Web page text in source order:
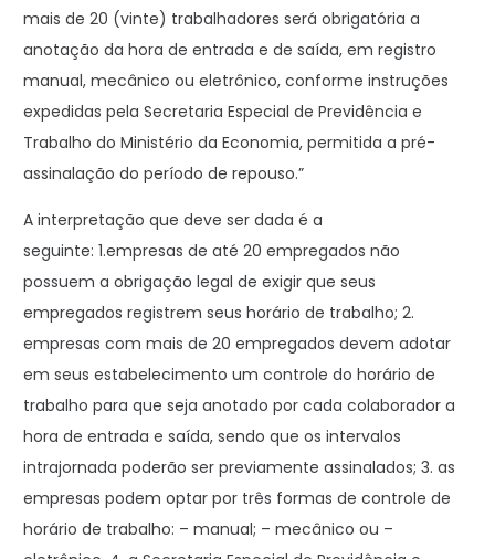
mais de 20 (vinte) trabalhadores será obrigatória a
anotação da hora de entrada e de saída, em registro
manual, mecânico ou eletrônico, conforme instruções
expedidas pela Secretaria Especial de Previdência e
Trabalho do Ministério da Economia, permitida a pré-
assinalação do período de repouso.”
A interpretação que deve ser dada é a
seguinte: 1.empresas de até 20 empregados não
possuem a obrigação legal de exigir que seus
empregados registrem seus horário de trabalho; 2.
empresas com mais de 20 empregados devem adotar
em seus estabelecimento um controle do horário de
trabalho para que seja anotado por cada colaborador a
hora de entrada e saída, sendo que os intervalos
intrajornada poderão ser previamente assinalados; 3. as
empresas podem optar por três formas de controle de
horário de trabalho: – manual; – mecânico ou –